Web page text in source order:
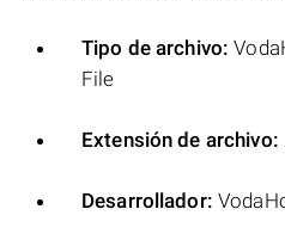
Tipo de archivo:
File
Extensión de archivo:
Desarrollador: